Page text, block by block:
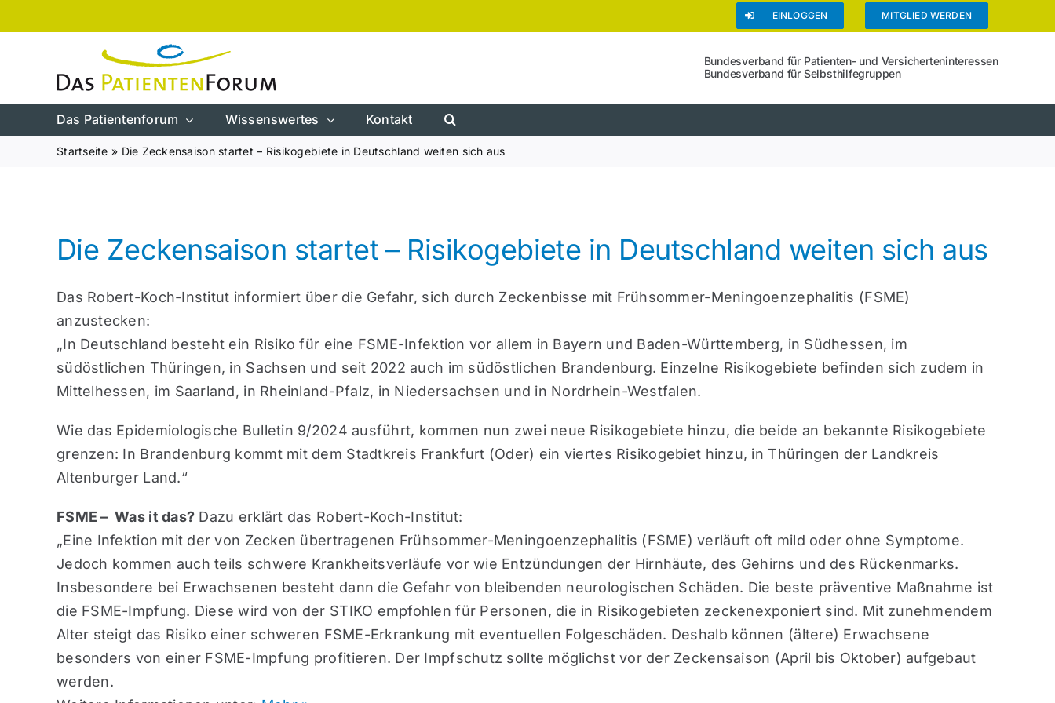
Inhalt
EINLOGGEN MITGLIED WERDEN
Bundesverband für Patienten- und Versicherteninteressen
Bundesverband für Selbsthilfegruppen
Das Patientenforum Wissenswertes Kontakt
Startseite » Die Zeckensaison startet – Risikogebiete in Deutschland weiten sich aus
Die Zeckensaison startet – Risikogebiete in Deutschland weiten sich aus
Das Robert-Koch-Institut informiert über die Gefahr, sich durch Zeckenbisse mit Frühsommer-Meningoenzephalitis (FSME)
anzustecken:
„In Deutschland besteht ein Risiko für eine FSME-Infektion vor allem in Bayern und Baden-Württemberg, in Südhessen, im
südöstlichen Thüringen, in Sachsen und seit 2022 auch im südöstlichen Brandenburg. Einzelne Risikogebiete befinden sich zudem in
Mittelhessen, im Saarland, in Rheinland-Pfalz, in Niedersachsen und in Nordrhein-Westfalen.
Wie das Epidemiologische Bulletin 9/2024 ausführt, kommen nun zwei neue Risikogebiete hinzu, die beide an bekannte Risikogebiete
grenzen: In Brandenburg kommt mit dem Stadtkreis Frankfurt (Oder) ein viertes Risikogebiet hinzu, in Thüringen der Landkreis
Altenburger Land.“
FSME – Was it das? Dazu erklärt das Robert-Koch-Institut:
„Eine Infektion mit der von Zecken übertragenen Frühsommer-Meningoenzephalitis (FSME) verläuft oft mild oder ohne Symptome.
Jedoch kommen auch teils schwere Krankheitsverläufe vor wie Entzündungen der Hirnhäute, des Gehirns und des Rückenmarks.
Insbesondere bei Erwachsenen besteht dann die Gefahr von bleibenden neurologischen Schäden. Die beste präventive Maßnahme ist
die FSME-Impfung. Diese wird von der STIKO empfohlen für Personen, die in Risikogebieten zeckenexponiert sind. Mit zunehmendem
Alter steigt das Risiko einer schweren FSME-Erkrankung mit eventuellen Folgeschäden. Deshalb können (ältere) Erwachsene
besonders von einer FSME-Impfung profitieren. Der Impfschutz sollte möglichst vor der Zeckensaison (April bis Oktober) aufgebaut
werden.